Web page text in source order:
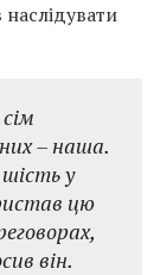
– наша.
у
цю
він.